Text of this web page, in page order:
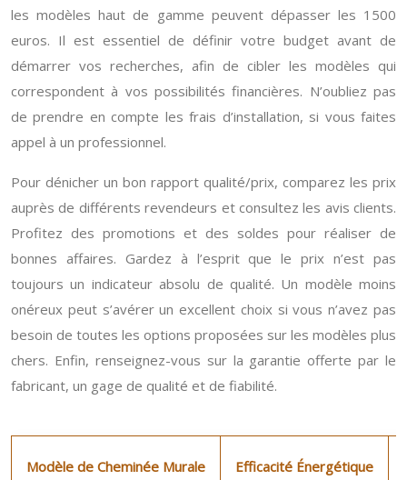
les modèles haut de gamme peuvent dépasser les 1500
euros. Il est essentiel de définir votre budget avant de
démarrer vos recherches, afin de cibler les modèles qui
correspondent à vos possibilités financières. N’oubliez pas
de prendre en compte les frais d’installation, si vous faites
appel à un professionnel.
Pour dénicher un bon rapport qualité/prix, comparez les prix
auprès de différents revendeurs et consultez les avis clients.
Profitez des promotions et des soldes pour réaliser de
bonnes affaires. Gardez à l’esprit que le prix n’est pas
toujours un indicateur absolu de qualité. Un modèle moins
onéreux peut s’avérer un excellent choix si vous n’avez pas
besoin de toutes les options proposées sur les modèles plus
chers. Enfin, renseignez-vous sur la garantie offerte par le
fabricant, un gage de qualité et de fiabilité.
Modèle de Cheminée Murale Efficacité Énergétique